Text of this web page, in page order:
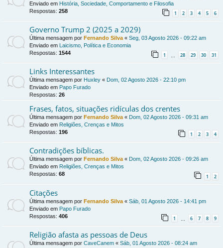
Enviado em História, Sociedade, Comportamento e Filosofia
Respostas: 258 1 2 3 4 5 6
Governo Trump 2 (2025 a 2029)
Última mensagem por Fernando Silva « Seg, 03 Agosto 2026 - 09:22 am
Enviado em
Laicismo, Política e Economia
Respostas: 1544 1 … 28 29 30 31
Links Interessantes
Última mensagem por Huxley « Dom, 02 Agosto 2026 - 22:10 pm
Enviado em Papo Furado
Respostas: 26
Frases, fatos, situações ridículas dos crentes
Última mensagem por Fernando Silva « Dom, 02 Agosto 2026 - 09:31 am
Enviado em Religiões, Crenças e Mitos
Respostas: 196 1 2 3 4
Contradições bíblicas.
Última mensagem por Fernando Silva« Dom, 02 Agosto 2026 - 09:26 am
Enviado em Religiões, Crenças e Mitos
Respostas: 68 1 2
Citações
Última mensagem por Fernando Silva « Sáb, 01 Agosto 2026 - 14:41 pm
Enviado em Papo Furado
Respostas: 406 1 6 7 8 9
Religião afasta as pessoas de Deus
Última mensagem por CaveCanem « Sáb, 01 Agosto 2026 - 08:24 am